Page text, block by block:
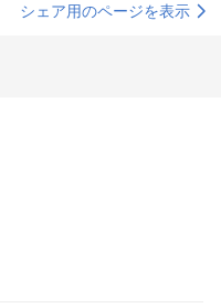
シェア用のページを表示